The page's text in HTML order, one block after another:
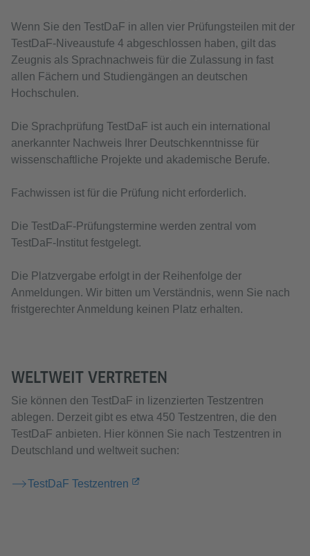
Wenn Sie den TestDaF in allen vier Prüfungsteilen mit der
TestDaF-Niveaustufe 4 abgeschlossen haben, gilt das
Zeugnis als Sprachnachweis für die Zulassung in fast
allen Fächern und Studiengängen an deutschen
Hochschulen.
Die Sprachprüfung TestDaF ist auch ein international
anerkannter Nachweis Ihrer Deutschkenntnisse für
wissenschaftliche Projekte und akademische Berufe.
Fachwissen ist für die Prüfung nicht erforderlich.
Die TestDaF-Prüfungstermine werden zentral vom
TestDaF-Institut festgelegt.
Die Platzvergabe erfolgt in der Reihenfolge der
Anmeldungen. Wir bitten um Verständnis, wenn Sie nach
fristgerechter Anmeldung keinen Platz erhalten.
WELTWEIT VERTRETEN
Sie können den TestDaF in lizenzierten Testzentren
ablegen. Derzeit gibt es etwa 450 Testzentren, die den
TestDaF anbieten. Hier können Sie nach Testzentren in
Deutschland und weltweit suchen:
TestDaF Testzentren